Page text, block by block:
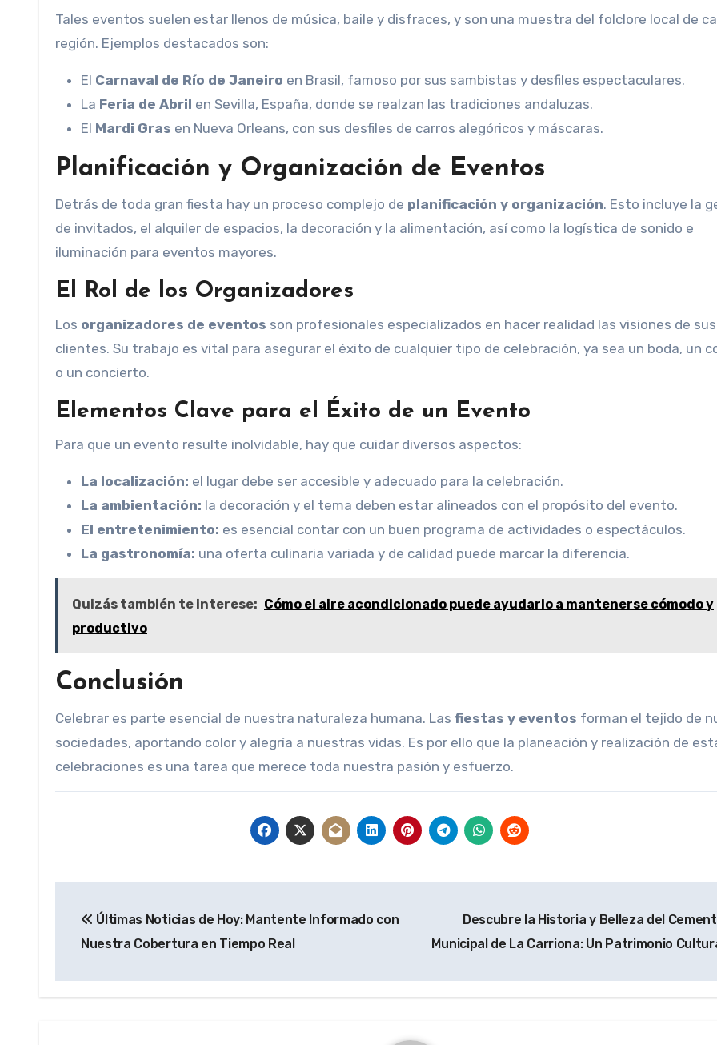
Tales eventos suelen estar llenos de música, baile y disfraces, y son una muestra del folclore local de
región. Ejemplos destacados son:
El Carnaval de Río de Janeiro en Brasil, famoso por sus sambistas y desfiles espectaculares.
La Feria de Abril en Sevilla, España, donde se realzan las tradiciones andaluzas.
El Mardi Gras en Nueva Orleans, con sus desfiles de carros alegóricos y máscaras.
Planificación y Organización de Eventos
Detrás de toda gran fiesta hay un proceso complejo de planificación y organización. Esto incluye la
de invitados, el alquiler de espacios, la decoración y la alimentación, así como la logística de sonido e
iluminación para eventos mayores.
El Rol de los Organizadores
Los organizadores de eventos son profesionales especializados en hacer realidad las visiones de sus
clientes. Su trabajo es vital para asegurar el éxito de cualquier tipo de celebración, ya sea un boda, un
o un concierto.
Elementos Clave para el Éxito de un Evento
Para que un evento resulte inolvidable, hay que cuidar diversos aspectos:
La localización: el lugar debe ser accesible y adecuado para la celebración.
La ambientación: la decoración y el tema deben estar alineados con el propósito del evento.
El entretenimiento: es esencial contar con un buen programa de actividades o espectáculos.
La gastronomía: una oferta culinaria variada y de calidad puede marcar la diferencia.
Quizás también te interese: Cómo el aire acondicionado puede ayudarlo a mantenerse cómodo y
productivo
Conclusión
Celebrar es parte esencial de nuestra naturaleza humana. Las fiestas y eventos forman el tejido de
sociedades, aportando color y alegría a nuestras vidas. Es por ello que la planeación y realización de
celebraciones es una tarea que merece toda nuestra pasión y esfuerzo.
de
Últimas Noticias de Hoy: Mantente Informado con
Nuestra Cobertura en Tiempo Real
Descubre la Historia y Belleza del
Municipal de La Carriona: Un Patrimonio